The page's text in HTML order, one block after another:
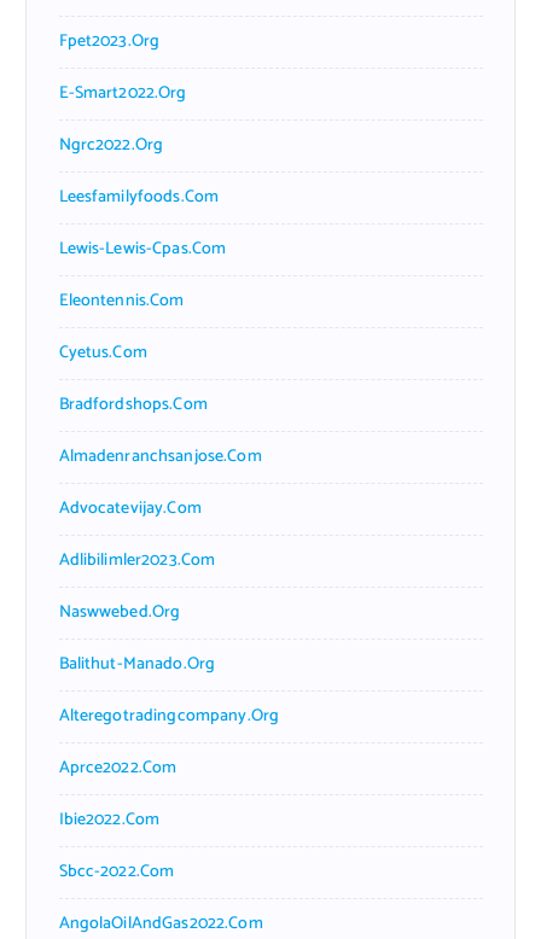
Fpet2023.org
E-Smart2022.org
Ngrc2022.org
Leesfamilyfoods.com
Lewis-Lewis-Cpas.com
Eleontennis.com
Cyetus.com
Bradfordshops.com
Almadenranchsanjose.com
Advocatevijay.com
Adlibilimler2023.com
Naswwebed.org
Balithut-Manado.org
Alteregotradingcompany.org
Aprce2022.com
Ibie2022.com
Sbcc-2022.com
AngolaOilAndGas2022.com